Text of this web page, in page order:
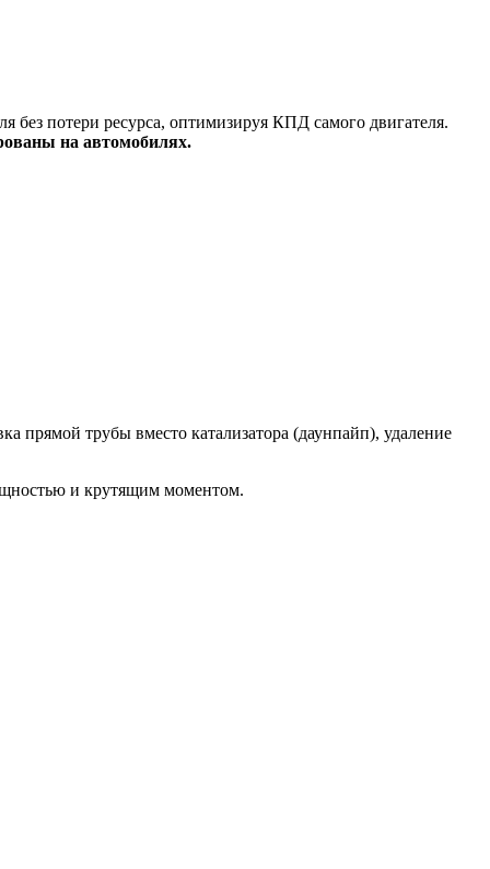
потери ресурса, оптимизируя КПД самого двигателя.
на автомобилях.
прямой трубы вместо катализатора (даунпайп), удаление
и крутящим моментом.